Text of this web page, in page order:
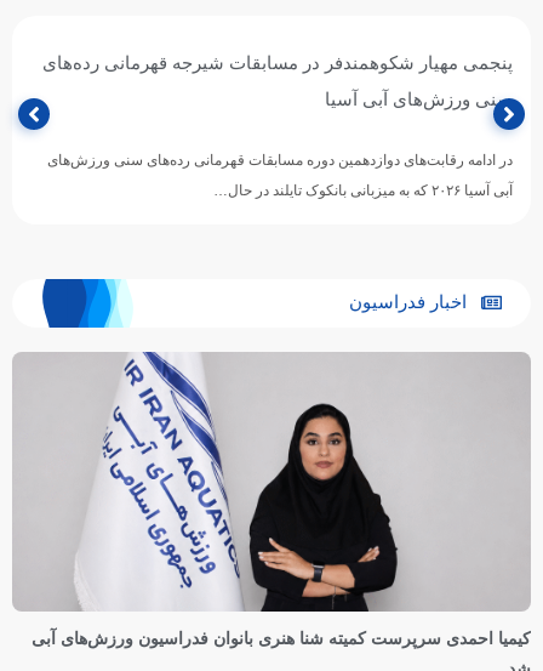
پنجمی مهیار شکوهمندفر در مسابقات شیرجه قهرمانی رده‌های
سنی ورزش‌های آبی آسیا
در ادامه رقابت‌های دوازدهمین دوره مسابقات قهرمانی رده‌های سنی ورزش‌های
آبی آسیا ۲۰۲۶ که به میزبانی بانکوک تایلند در حال…
اخبار فدراسیون
کیمیا احمدی سرپرست کمیته شنا هنری بانوان فدراسیون ورزش‌های آبی